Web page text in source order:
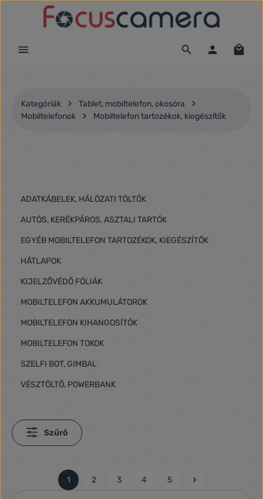
Ugrás a fő tartalomra
Kategóriák
Tablet, mobiltelefon, okosóra
Mobiltelefonok
Mobiltelefon tartozékok, kiegészítők
ADATKÁBELEK, HÁLÓZATI TÖLTŐK
AUTÓS, KERÉKPÁROS, ASZTALI TARTÓK
EGYÉB MOBILTELEFON TARTOZÉKOK, KIEGÉSZÍTŐK
HÁTLAPOK
KIJELZŐVÉDŐ FÓLIÁK
MOBILTELEFON AKKUMULÁTOROK
MOBILTELEFON KIHANGOSÍTÓK
MOBILTELEFON TOKOK
SZELFI BOT, GIMBAL
VÉSZTÖLTŐ, POWERBANK
Szűrő
Oldal
1
Oldal
2
Oldal
3
Oldal
4
Oldal
5